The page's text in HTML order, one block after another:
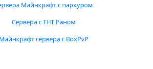
Майнкрафт с паркуром
Сервера с ТНТ Раном
Майнкрафт сервера с BoxPvP